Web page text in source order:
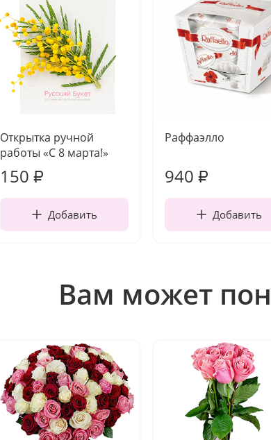
Открытка ручной
работы «С 8 марта!»
150 ₽
Добавить
Раффаэлло
940 ₽
Добавить
Вам может